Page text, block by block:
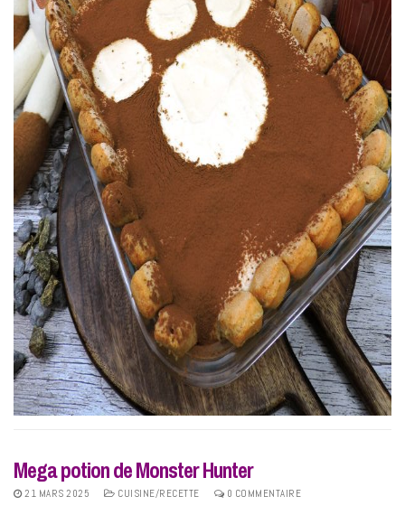
Mega potion de Monster Hunter
21 MARS 2025 CUISINE/RECETTE 0 COMMENTAIRE